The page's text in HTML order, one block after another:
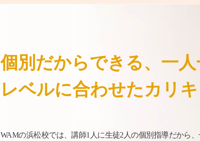
個別だからできる、 一
レベルに合わせたカリ
WAMの浜松校では、講師1人に生徒2人の個別指導だから